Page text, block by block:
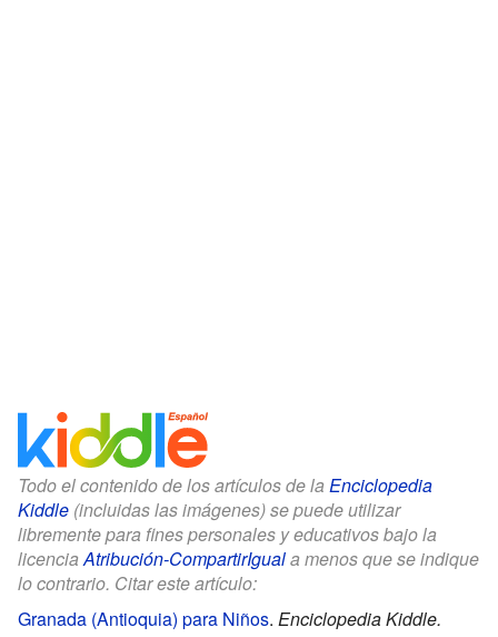
Todo el contenido de los artículos de la Enciclopedia
Kiddle (incluidas las imágenes) se puede utilizar
libremente para fines personales y educativos bajo la
licenciaAtribución-CompartirIguala menos que se indique
lo contrario. Citar este artículo:
Granada (Antioquia) para Niños. Enciclopedia Kiddle.